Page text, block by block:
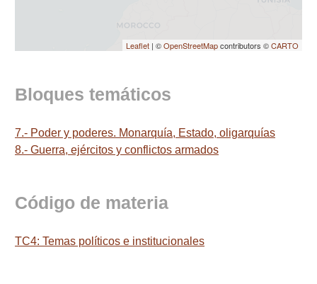
Leaflet | ©OpenStreetMapcontributors ©CARTO
Bloques temáticos
7.- Poder y poderes. Monarquía, Estado, oligarquías
8.- Guerra, ejércitos y conflictos armados
Código de materia
TC4: Temas políticos e institucionales